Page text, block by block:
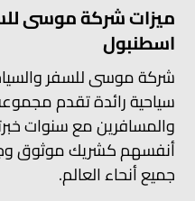
ميزات شركة موسى
اسطنبول
شركة موسى للسفر
سياحية رائدة تقدم
والمسافرين مع سنوات
أنفسهم كشريك موثوق
جميع أنحاء العالم.